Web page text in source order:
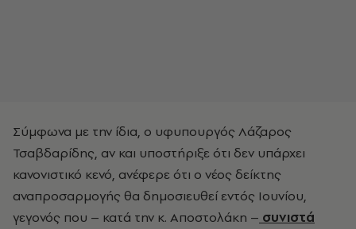
Σύμφωνα με την ίδια, ο υφυπουργός Λάζαρος
Τσαβδαρίδης, αν και υποστήριξε ότι δεν υπάρχει
κανονιστικό κενό, ανέφερε ότι ο νέος δείκτης
αναπροσαρμογής θα δημοσιευθεί εντός Ιουνίου,
γεγονός που – κατά την κ. Αποστολάκη – συνιστά